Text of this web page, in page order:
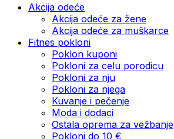
Akcija odeće
Akcija odeće za žene
Akcija odeće za muškarce
Fitnes pokloni
Poklon kuponi
Pokloni za celu porodicu
Pokloni za nju
Pokloni za njega
Kuvanje i pečenje
Moda i dodaci
Ostala oprema za vežbanje
Pokloni do 10 €